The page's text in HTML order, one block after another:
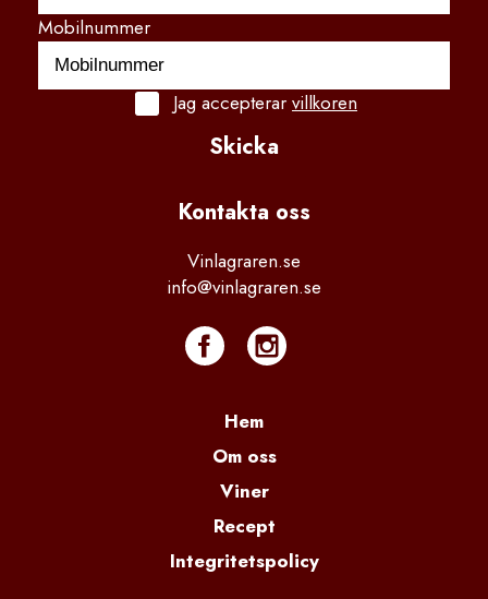
Mobilnummer
Jag accepterar villkoren
Skicka
Kontakta oss
Vinlagraren.se
info@vinlagraren.se
Hem
Om oss
Viner
Recept
Integritetspolicy